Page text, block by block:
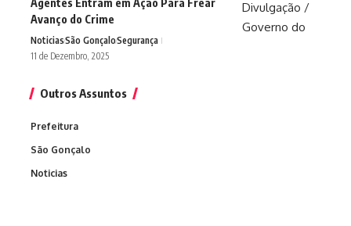
Agentes Entram em Ação Para Frear
Avanço do Crime
NoticiasSão GonçaloSegurança
11 de Dezembro, 2025
Outros Assuntos
Prefeitura
São Gonçalo
Noticias